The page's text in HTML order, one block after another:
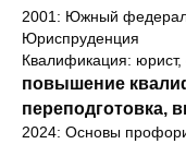
2001: Южный
Юриспруденция
Квалификация:
повышение
переподготовка,
2024: Основы